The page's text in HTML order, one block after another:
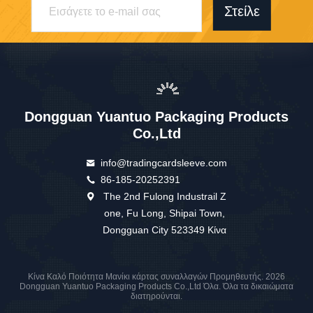
Στείλε
Dongguan Yuantuo Packaging Products
Co.,Ltd
info@tradingcardsleeve.com
86-185-20252391
The 2nd Fulong Industrail Z
one, Fu Long, Shipai Town,
Dongguan City 523349 Κίνα
Κίνα Καλό Ποιότητα Μανίκι κάρτας συναλλαγών Προμηθευτής. 2026
Dongguan Yuantuo Packaging Products Co.,Ltd Όλα. Όλα τα δικαιώματα
διατηρούνται.